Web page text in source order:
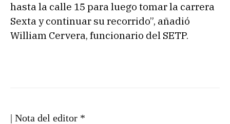
hasta la calle 15 para luego tomar la carrera
Sexta y continuar su recorrido”, añadió
William Cervera, funcionario del SETP.
| Nota del editor *